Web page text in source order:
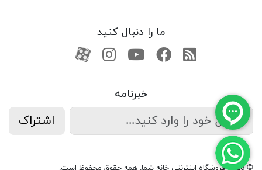
ما را دنبال کنید
RSSفیسبوکیوتیوبکانال آپارات
کانال آپارات
خبرنامه
اشتراک